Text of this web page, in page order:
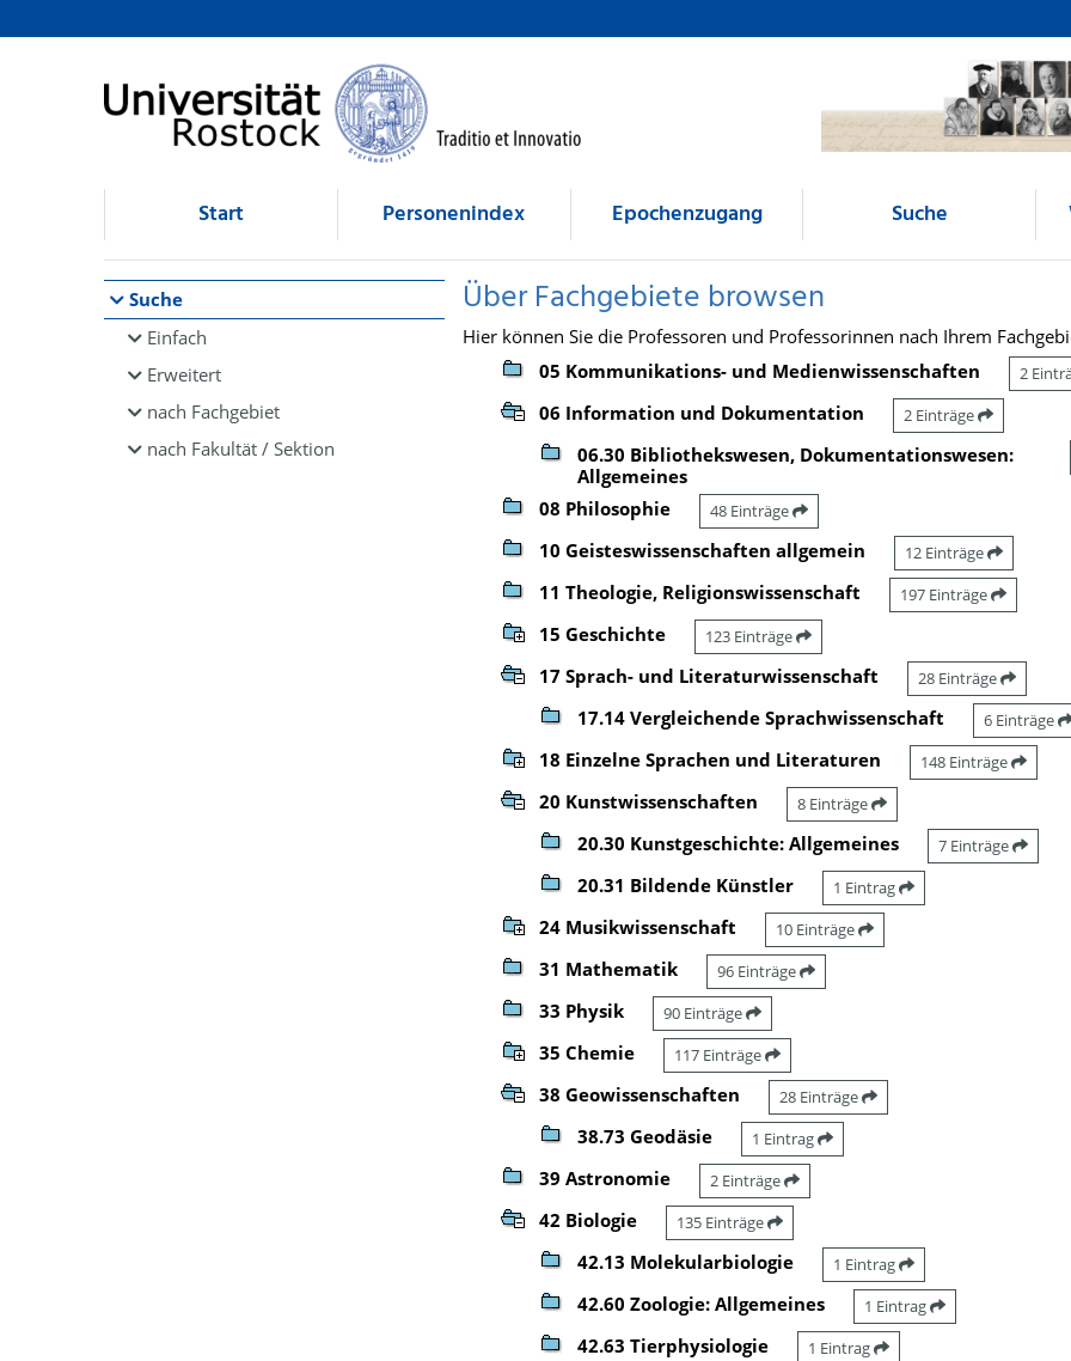
Browsen
direkt zum Inhalt
Start Personenindex Epochenzugang Suche
Suche
Einfach
Erweitert
nach Fachgebiet
nach Fakultät / Sektion
Über Fachgebiete browsen
Hier können Sie die Professoren und Professorinnen nach Ihrem
05 Kommunikations- und Medienwissenschaften
2
06 Information und Dokumentation 2 Einträge
06.30 Bibliothekswesen, Dokumentationswesen:
Allgemeines
08 Philosophie 48 Einträge
10 Geisteswissenschaften allgemein 12 Einträge
11 Theologie, Religionswissenschaft 197 Einträge
15 Geschichte 123 Einträge
17 Sprach- und Literaturwissenschaft 28 Einträge
17.14 Vergleichende Sprachwissenschaft 6 Einträge
18 Einzelne Sprachen und Literaturen 148 Einträge
20 Kunstwissenschaften 8 Einträge
20.30 Kunstgeschichte: Allgemeines 7 Einträge
20.31 Bildende Künstler 1 Eintrag
24 Musikwissenschaft 10 Einträge
31 Mathematik 96 Einträge
33 Physik 90 Einträge
35 Chemie 117 Einträge
38 Geowissenschaften 28 Einträge
38.73 Geodäsie 1 Eintrag
39 Astronomie 2 Einträge
42 Biologie 135 Einträge
42.13 Molekularbiologie 1 Eintrag
42.60 Zoologie: Allgemeines 1 Eintrag
42.63 Tierphysiologie 1 Eintrag